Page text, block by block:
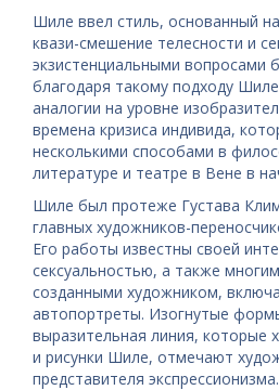
Шиле ввел стиль, основанный
квази-смешение телесности и
экзистенциальными вопросами
благодаря такому подходу
аналогии на уровне
времена кризиса индивида,
несколькими способами в
литературе и театре в Вене в
Шиле был протеже Густава
главных художников-
Его работы известны своей
сексуальностью, а также
созданными художником,
автопортреты. Изогнутые
выразительная линия, которые
и рисунки Шиле, отмечают
представителя экспрессионизма.